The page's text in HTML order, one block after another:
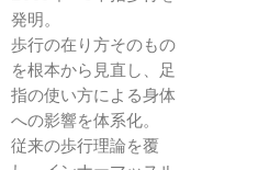
発明。
歩行の在り方そのもの
を根本から見直し、足
指の使い方による身体
への影響を体系化。
従来の歩行理論を覆